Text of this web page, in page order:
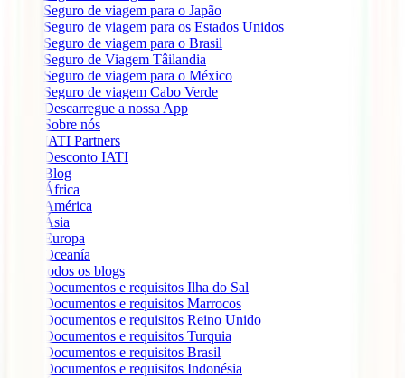
Seguro de viagem para o Japão
Seguro de viagem para os Estados Unidos
Seguro de viagem para o Brasil
Seguro de Viagem Tâilandia
Seguro de viagem para o México
Seguro de viagem Cabo Verde
Descarregue a nossa App
Sobre nós
IATI Partners
Desconto IATI
Blog
África
América
Ásia
Europa
Oceanía
todos os blogs
Documentos e requisitos Ilha do Sal
Documentos e requisitos Marrocos
Documentos e requisitos Reino Unido
Documentos e requisitos Turquia
Documentos e requisitos Brasil
Documentos e requisitos Indonésia